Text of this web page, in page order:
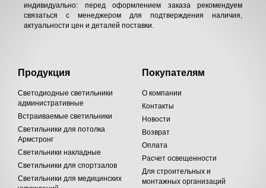
индивидуально: перед оформлением заказа рекомендуем
связаться с менеджером для подтверждения наличия,
актуальности цен и деталей поставки.
Продукция
Светодиодные светильники
административные
Встраиваемые светильники
Светильники для потолка
Армстронг
Светильники накладные
Светильники для спортзалов
Светильники для медицинских
Покупателям
О компании
Контакты
Новости
Возврат
Оплата
Расчет освещенности
Для строительных и
монтажных организаций